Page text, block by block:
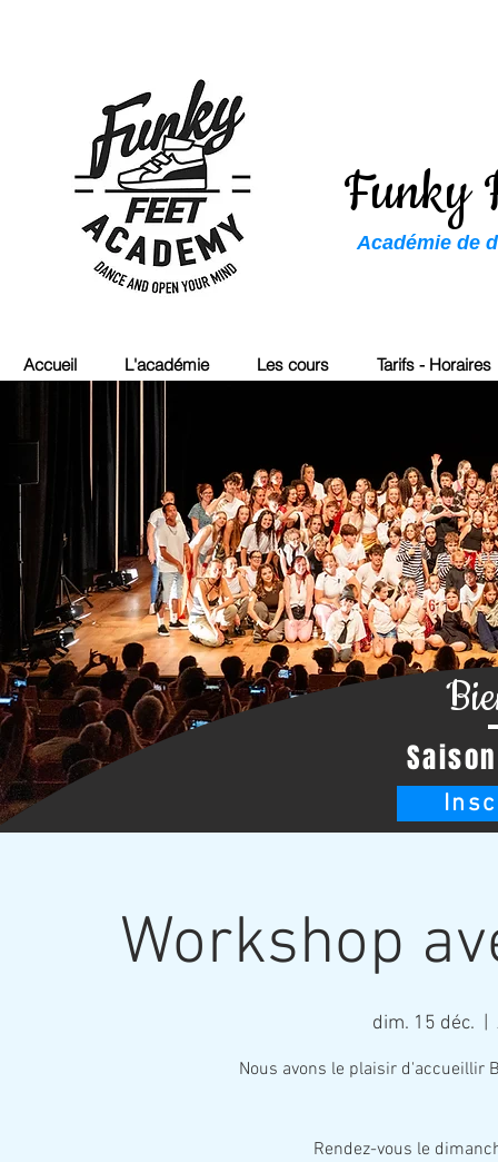
Accueil L'académie Les cours Tarifs - Horaires
Académie de
Funky
Workshop
dim. 15 déc.
Nous avons le plaisir d'accueillir
Rendez-vous le